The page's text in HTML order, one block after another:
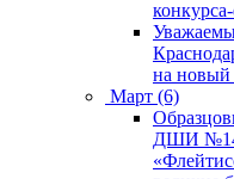
на новый
Март (6)
ДШИ №14